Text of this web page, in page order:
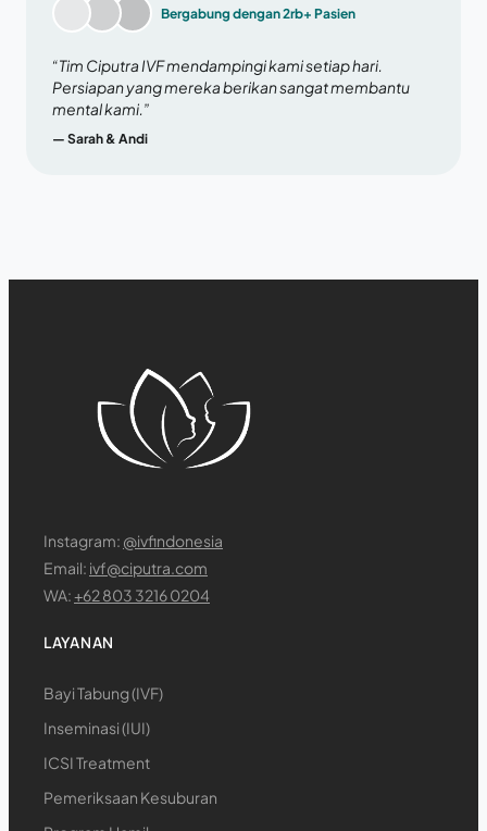
Bergabung dengan 2rb+ Pasien
“Tim Ciputra IVF mendampingi kami setiap hari.
Persiapan yang mereka berikan sangat membantu
mental kami.”
— Sarah & Andi
Instagram: @ivfindonesia
Email: ivf@ciputra.com
WA:+62 803 3216 0204
LAYANAN
Bayi Tabung (IVF)
Inseminasi (IUI)
ICSI Treatment
Pemeriksaan Kesuburan